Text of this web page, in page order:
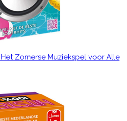
Zomerse Muziekspel voor Alle